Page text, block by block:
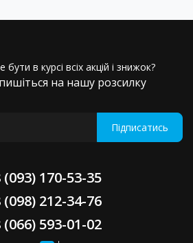
бути в курсі всіх акцій і знижок?
на нашу розсилку
Підписатись
(093) 170-53-35
(098) 212-34-76
(066) 593-01-02